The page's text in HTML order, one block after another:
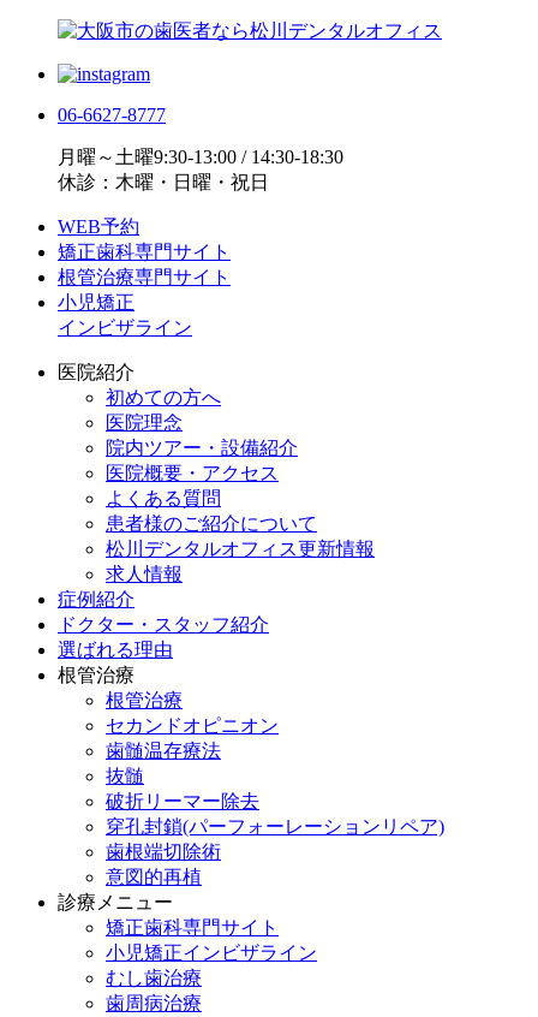
06-6627-8777
月曜～土曜9:30-13:00 / 14:30-18:30
休診：木曜・日曜・祝日
WEB予約
矯正歯科専門サイト
根管治療専門サイト
小児矯正
インビザライン
医院紹介
初めての方へ
医院理念
院内ツアー・設備紹介
医院概要・アクセス
よくある質問
患者様のご紹介について
松川デンタルオフィス更新情報
求人情報
症例紹介
ドクター・スタッフ紹介
選ばれる理由
根管治療
根管治療
セカンドオピニオン
歯髄温存療法
抜髄
破折リーマー除去
穿孔封鎖(パーフォーレーションリペア)
歯根端切除術
意図的再植
診療メニュー
矯正歯科専門サイト
小児矯正インビザライン
むし歯治療
歯周病治療